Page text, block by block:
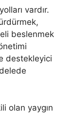
vardır.
beslenmek
destekleyici
olan yaygın